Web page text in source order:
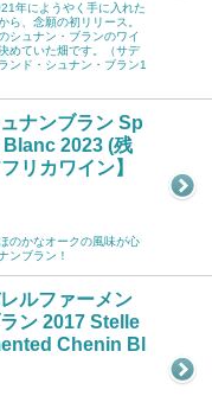
年にようやく手に入れた
ら、念願の初リリース。
シュナン・ブランのワイ
めていた畑です。（サデ
ンド・シュナン・ブラン1
ナンブラン Sp
2023 (残
リカワイン】
のかなオークの風味が心
ンブラン！
ルファーメン
ン 2017 Stelle
Chenin Bl